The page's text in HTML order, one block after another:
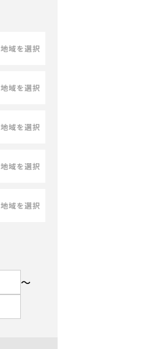
地域を選択
地域を選択
地域を選択
地域を選択
地域を選択
〜